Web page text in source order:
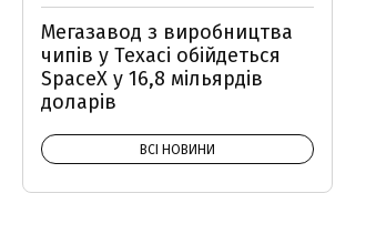
Мегазавод з виробництва
чипів у Техасі обійдеться
SpaceX у 16,8 мільярдів
доларів
ВСІ НОВИНИ